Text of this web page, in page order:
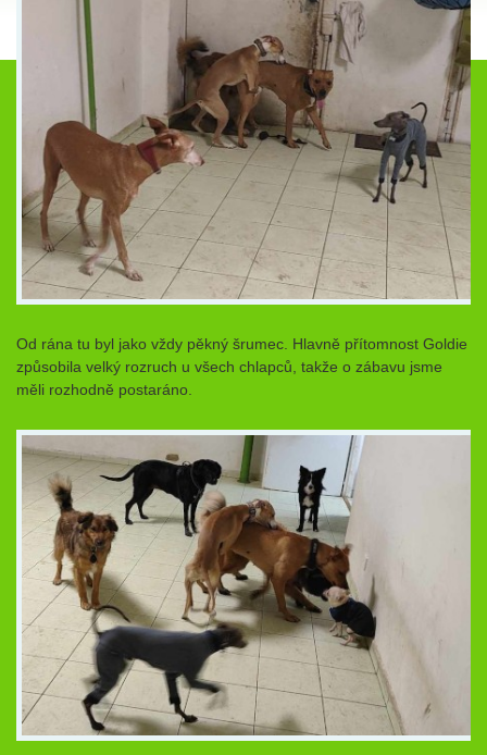
Od rána tu byl jako vždy pěkný šrumec. Hlavně přítomnost Goldie
způsobila velký rozruch u všech chlapců, takže o zábavu jsme
měli rozhodně postaráno.